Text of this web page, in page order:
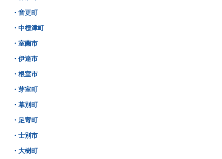
・音更町
・中標津町
・室蘭市
・伊達市
・根室市
・芽室町
・幕別町
・足寄町
・士別市
・大樹町